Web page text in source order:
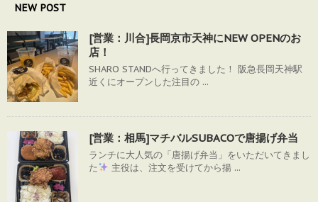
NEW POST
[営業：川合]長岡京市天神にNEW OPENのお
店！
SHARO STANDへ行ってきました！ 阪急長岡天神駅
近くにオープンした注目の ...
[営業：相馬]マチバルSUBACOで唐揚げ弁当
ランチに大人気の「唐揚げ弁当」をいただいてきまし
た
主役は、注文を受けてから揚 ...